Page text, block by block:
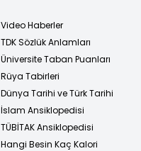
Video Haberler
TDK Sözlük Anlamları
Üniversite Taban Puanları
Rüya Tabirleri
Dünya Tarihi ve Türk Tarihi
İslam Ansiklopedisi
TÜBİTAK Ansiklopedisi
Hangi Besin Kaç Kalori